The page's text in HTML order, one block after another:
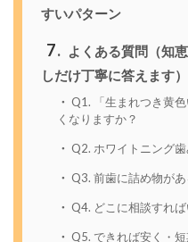
すいパターン
7
よくある質問（知
しだけ丁寧に答えます）
Q1. 「生まれつき黄
くなりますか？
Q2. ホワイトニング
Q3. 前歯に詰め物が
Q4. どこに相談すれ
Q5. できれば安く・